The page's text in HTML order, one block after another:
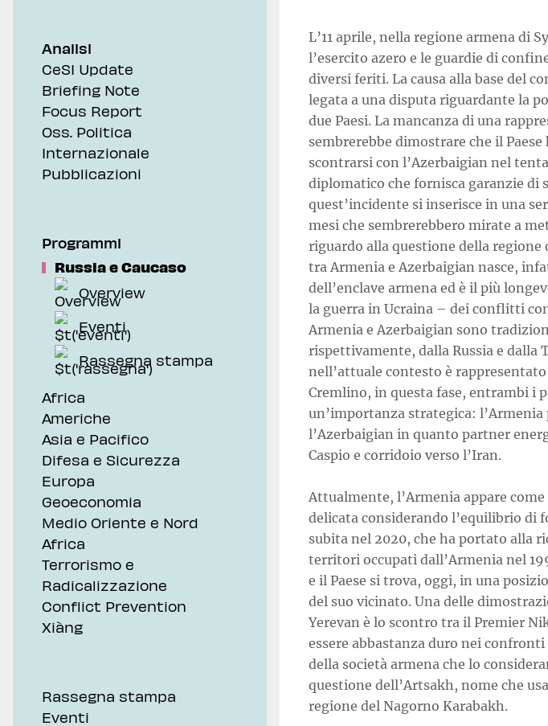
Analisi
CeSI Update
Briefing Note
Focus Report
Oss. Politica
Internazionale
Pubblicazioni
Programmi
Russia e Caucaso
Overview
Eventi
Rassegna stampa
Africa
Americhe
Asia e Pacifico
Difesa e Sicurezza
Europa
Geoeconomia
Medio Oriente e Nord
Africa
Terrorismo e
Radicalizzazione
Conflict Prevention
Xiàng
Rassegna stampa
Eventi
L’11 aprile, nella regione armena di
l’esercito azero e le guardie di
diversi feriti. La causa alla base del
legata a una disputa riguardante la
due Paesi. La mancanza di una
sembrerebbe dimostrare che il
scontrarsi con l’Azerbaigian nel
diplomatico che fornisca garanzie di
quest’incidente si inserisce in una
mesi che sembrerebbero mirate a
riguardo alla questione della regione
tra Armenia e Azerbaigian nasce,
dell’enclave armena ed è il più
la guerra in Ucraina – dei conflitti
Armenia e Azerbaigian sono
rispettivamente, dalla Russia e dalla
nell’attuale contesto è
Cremlino, in questa fase, entrambi i
un’importanza strategica: l’Armenia
l’Azerbaigian in quanto partner
Caspio e corridoio verso l’Iran.
Attualmente, l’Armenia appare
delicata considerando l’equilibrio di
subita nel 2020, che ha portato alla
territori occupati dall’Armenia nel
e il Paese si trova, oggi, in una
del suo vicinato. Una delle
Yerevan è lo scontro tra il Premier
essere abbastanza duro nei
della società armena che lo
questione dell’Artsakh, nome che
regione del Nagorno Karabakh.